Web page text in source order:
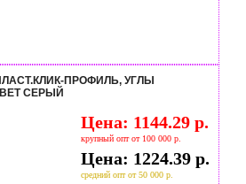
ПРОФИЛЬ, УГЛЫ
СЕРЫЙ
Цена: 1144.29 р.
крупный опт от 100 000 р.
Цена: 1224.39 р.
средний опт от 50 000 р.